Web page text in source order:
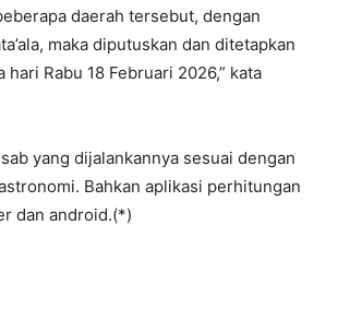
daerah tersebut, dengan
maka diputuskan dan ditetapkan
Rabu 18 Februari 2026,” kata
yang dijalankannya sesuai dengan
Bahkan aplikasi perhitungan
dan android.(*)